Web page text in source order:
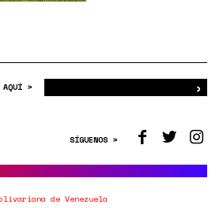
AQUÍ > ›
SÍGUENOS >
de Venezuela